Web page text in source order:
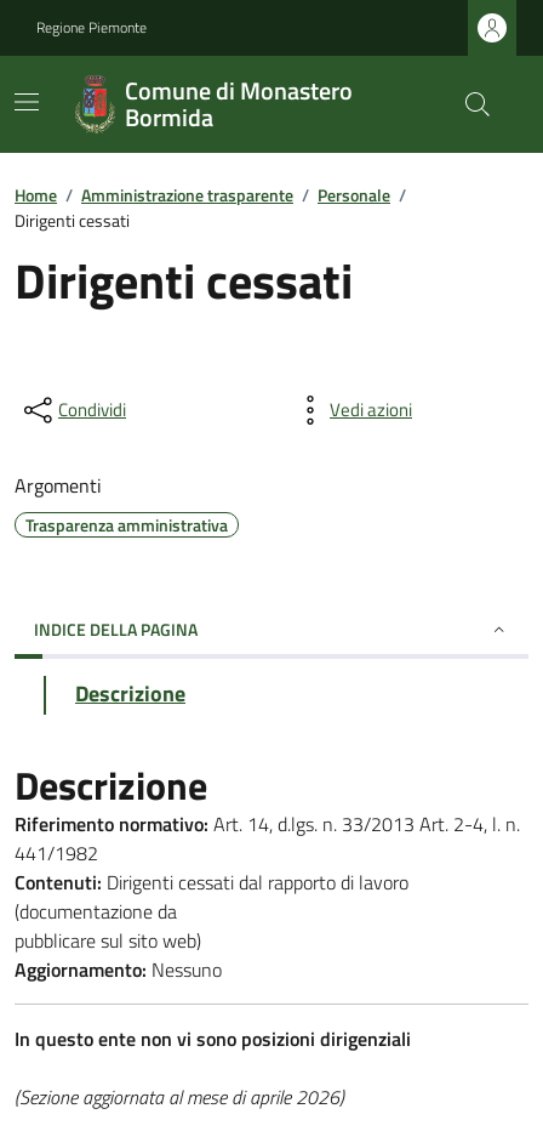
Regione Piemonte
Comune di Monastero
Bormida
Home / Amministrazione trasparente / Personale /
Dirigenti cessati
Dirigenti cessati
Condividi Vedi azioni
Argomenti
Trasparenza amministrativa
INDICE DELLA PAGINA
Descrizione
Descrizione
Riferimento normativo: Art. 14, d.lgs. n. 33/2013 Art. 2-4, l. n.
441/1982
Contenuti: Dirigenti cessati dal rapporto di lavoro
(documentazione da
pubblicare sul sito web)
Aggiornamento: Nessuno
In questo ente non vi sono posizioni dirigenziali
(Sezione aggiornata al mese di aprile 2026)